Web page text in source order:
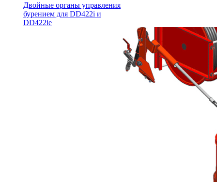
Двойные органы управления
бурением для DD422i и
DD422ie